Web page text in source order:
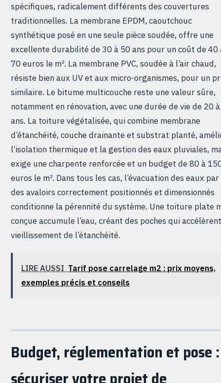
spécifiques, radicalement différents des couvertures
traditionnelles. La membrane EPDM, caoutchouc
synthétique posé en une seule pièce soudée, offre une
excellente durabilité de 30 à 50 ans pour un coût de 40
70 euros le m². La membrane PVC, soudée à l’air chaud,
résiste bien aux UV et aux micro-organismes, pour un
similaire. Le bitume multicouche reste une valeur sûre,
notamment en rénovation, avec une durée de vie de 20
ans. La toiture végétalisée, qui combine membrane
d’étanchéité, couche drainante et substrat planté,
l’isolation thermique et la gestion des eaux pluviales,
exige une charpente renforcée et un budget de 80 à
euros le m². Dans tous les cas, l’évacuation des eaux par
des avaloirs correctement positionnés et dimensionnés
conditionne la pérennité du système. Une toiture plate
conçue accumule l’eau, créant des poches qui
vieillissement de l’étanchéité.
LIRE AUSSI Tarif pose carrelage m2 : prix moyens,
exemples précis et conseils
Budget, réglementation et pose :